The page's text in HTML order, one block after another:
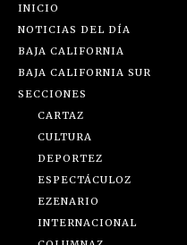
INICIO
NOTICIAS DEL DÍA
BAJA CALIFORNIA
BAJA CALIFORNIA SUR
SECCIONES
CARTAZ
CULTURA
DEPORTEZ
ESPECTÁCULOZ
EZENARIO
INTERNACIONAL